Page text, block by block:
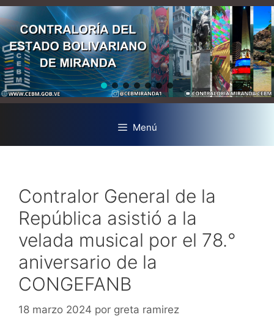
Menú
Contralor General de la
República asistió a la
velada musical por el 78.°
aniversario de la
CONGEFANB
18 marzo 2024 por greta ramirez